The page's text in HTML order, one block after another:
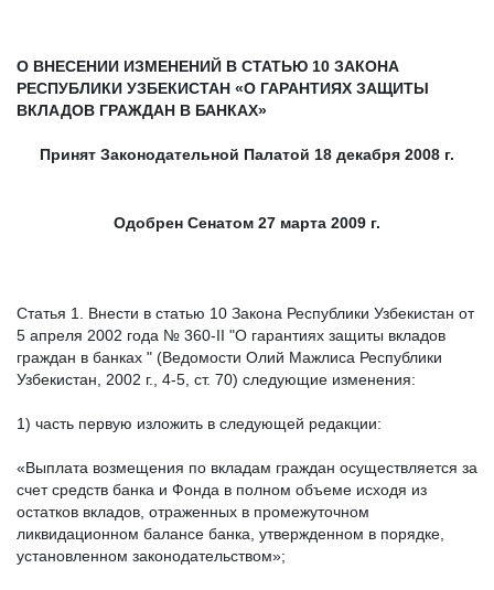
О ВНЕСЕНИИ ИЗМЕНЕНИЙ В СТАТЬЮ 10 ЗАКОНА
РЕСПУБЛИКИ УЗБЕКИСТАН «О ГАРАНТИЯХ ЗАЩИТЫ
ВКЛАДОВ ГРАЖДАН В БАНКАХ»
Принят Законодательной Палатой 18 декабря 2008 г.
Одобрен Сенатом 27 марта 2009 г.
Статья 1. Внести в статью 10 Закона Республики Узбекистан от
5 апреля 2002 года № 360-II "О гарантиях защиты вкладов
граждан в банках " (Ведомости Олий Мажлиса Республики
Узбекистан, 2002 г., 4-5, ст. 70) следующие изменения:
1) часть первую изложить в следующей редакции:
«Выплата возмещения по вкладам граждан осуществляется за
счет средств банка и Фонда в полном объеме исходя из
остатков вкладов, отраженных в промежуточном
ликвидационном балансе банка, утвержденном в порядке,
установленном законодательством»;